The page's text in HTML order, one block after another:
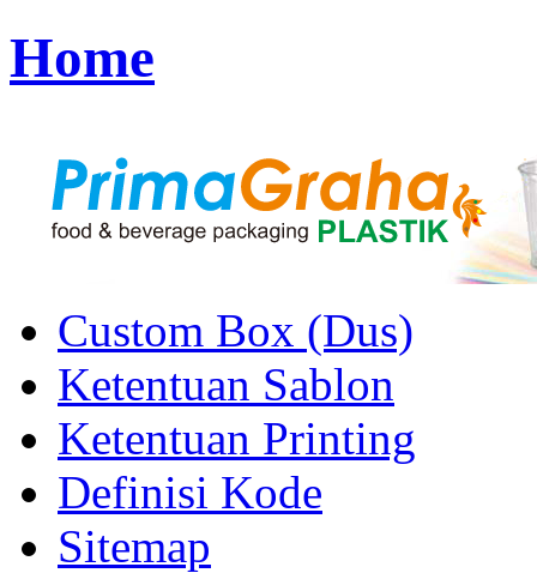
Home
Custom Box (Dus)
Ketentuan Sablon
Ketentuan Printing
Definisi Kode
Sitemap